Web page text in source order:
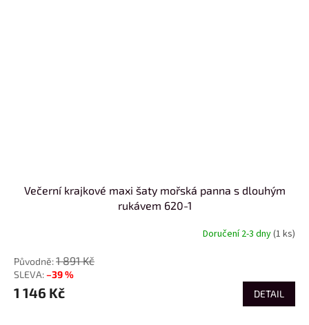
Večerní krajkové maxi šaty mořská panna s dlouhým
rukávem 620-1
Doručení 2-3 dny(1 ks)
1 891 Kč
–39 %
1 146 Kč DETAIL